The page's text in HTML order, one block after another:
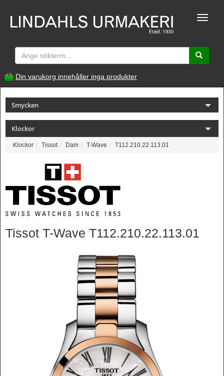
Toggle
Din varukorg innehåller inga produkter
Smycken
Klockor
Klockor Tissot Dam T-Wave T112.210.22.113.01
Tissot T-Wave T112.210.22.113.01